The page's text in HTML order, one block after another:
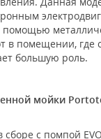
помощью
в помещении, где
большую роль.
мойки
с помпой